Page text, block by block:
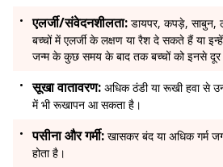
एलर्जी/संवेदनशीलता: डायपर, कपड़े, साबुन,
बच्चों में एलर्जी के लक्षण या रैश दे सकते हैं या
जन्म के कुछ समय के बाद तक बच्चों को इनसे दूर
सूखा वातावरण: अधिक ठंडी या रूखी हवा से
में भी रूखापन आ सकता है।
पसीना और गर्मी: खासकर बंद या अधिक गर्म
होता है।